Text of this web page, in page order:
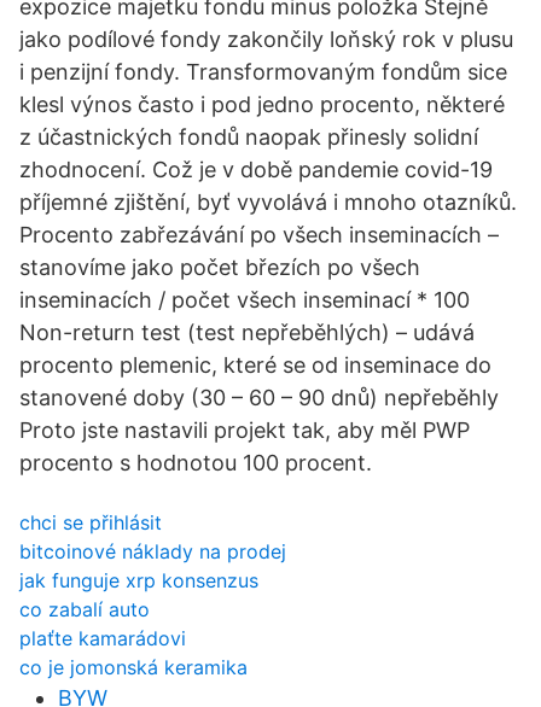
expozice majetku fondu minus položka Stejně
jako podílové fondy zakončily loňský rok v plusu
i penzijní fondy. Transformovaným fondům sice
klesl výnos často i pod jedno procento, některé
z účastnických fondů naopak přinesly solidní
zhodnocení. Což je v době pandemie covid-19
příjemné zjištění, byť vyvolává i mnoho otazníků.
Procento zabřezávání po všech inseminacích –
stanovíme jako počet březích po všech
inseminacích / počet všech inseminací * 100
Non-return test (test nepřeběhlých) – udává
procento plemenic, které se od inseminace do
stanovené doby (30 – 60 – 90 dnů) nepřeběhly
Proto jste nastavili projekt tak, aby měl PWP
procento s hodnotou 100 procent.
chci se přihlásit
bitcoinové náklady na prodej
jak funguje xrp konsenzus
co zabalí auto
plaťte kamarádovi
co je jomonská keramika
BYW